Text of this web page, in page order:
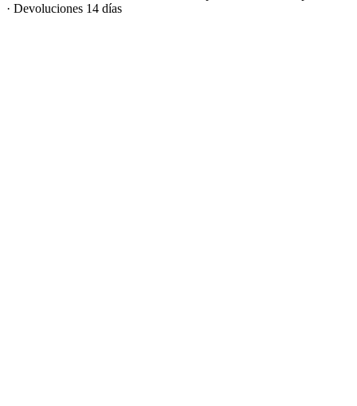
· Devoluciones 14 días